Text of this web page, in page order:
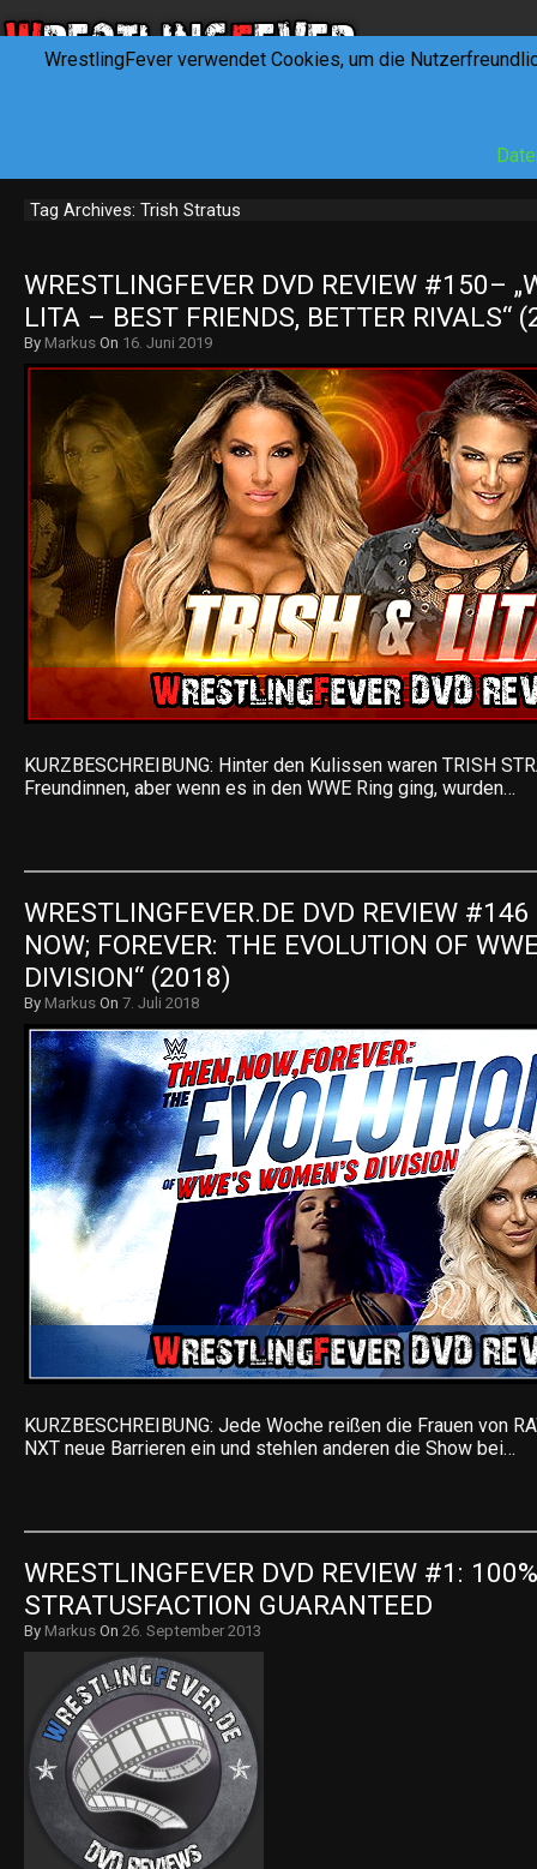
Tag Archives: Trish Stratus
WRESTLINGFEVER DVD REVIEW #150–
LITA – BEST FRIENDS, BETTER RIVALS“
By Markus On 16. Juni 2019
KURZBESCHREIBUNG: Hinter den Kulissen waren TRISH
Freundinnen, aber wenn es in den WWE Ring ging, wurden…
WRESTLINGFEVER.DE DVD REVIEW
NOW; FOREVER: THE EVOLUTION OF
DIVISION“ (2018)
By Markus On 7. Juli 2018
KURZBESCHREIBUNG: Jede Woche reißen die Frauen von
NXT neue Barrieren ein und stehlen anderen die Show bei…
WRESTLINGFEVER DVD REVIEW #1: 100%
STRATUSFACTION GUARANTEED
By Markus On 26. September 2013
WrestlingFever verwendet Cookies, um die